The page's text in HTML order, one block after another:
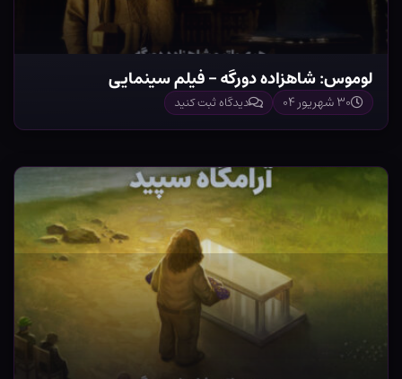
لوموس: شاهزاده دورگه – فیلم سینمایی
۳۰ شهریور ۰۴ دیدگاه ثبت کنید